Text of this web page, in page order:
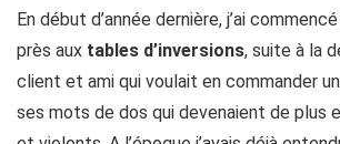
En début d’année dernière, j’ai
près aux tables d’inversions, suite à la
client et ami qui voulait en commander
ses mots de dos qui devenaient de plus